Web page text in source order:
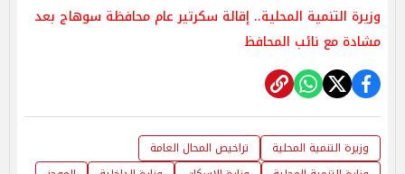
وزيرة التنمية المحلية.. إقالة سكرتير عام محافظة سوهاج بعد
مشادة مع نائب المحافظ
وزيرة التنمية المحلية
تراخيص المحال العامة